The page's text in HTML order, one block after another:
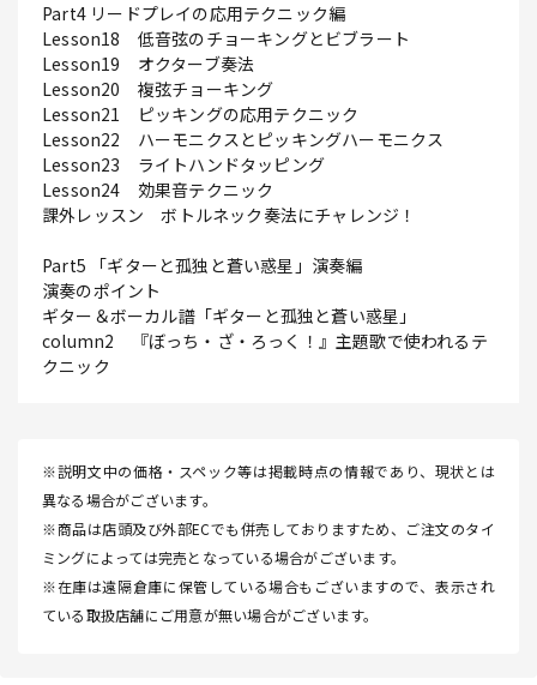
Part4 リードプレイの応用テクニック編
Lesson18 低音弦のチョーキングとビブラート
Lesson19 オクターブ奏法
Lesson20 複弦チョーキング
Lesson21 ピッキングの応用テクニック
Lesson22 ハーモニクスとピッキングハーモニクス
Lesson23 ライトハンドタッピング
Lesson24 効果音テクニック
課外レッスン ボトルネック奏法にチャレンジ！
Part5 「ギターと孤独と蒼い惑星」演奏編
演奏のポイント
ギター＆ボーカル譜「ギターと孤独と蒼い惑星」
column2 『ぼっち・ざ・ろっく！』主題歌で使われるテ
クニック
※説明文中の価格・スペック等は掲載時点の情報であり、現状とは
異なる場合がございます。
※商品は店頭及び外部ECでも併売しておりますため、ご注文のタイ
ミングによっては完売となっている場合がございます。
※在庫は遠隔倉庫に保管している場合もございますので、表示され
ている取扱店舗にご用意が無い場合がございます。